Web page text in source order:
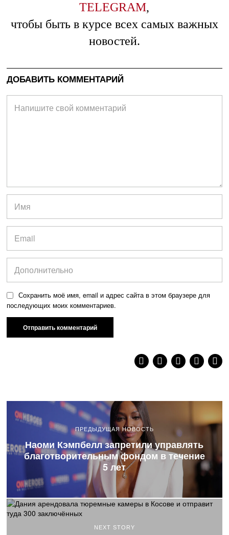
TELEGRAM,
чтобы быть в курсе всех самых важных
новостей.
ДОБАВИТЬ КОММЕНТАРИЙ
Сохранить моё имя, email и адрес сайта в этом браузере для
последующих моих комментариев.
ПРЕДЫДУЩАЯ НОВОСТЬ
Наоми Кэмпбелл запретили управлять
благотворительным фондом в течение
5 лет
NEXT STORY